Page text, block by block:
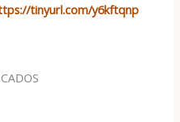
tinyurl.com/y6kftqnp